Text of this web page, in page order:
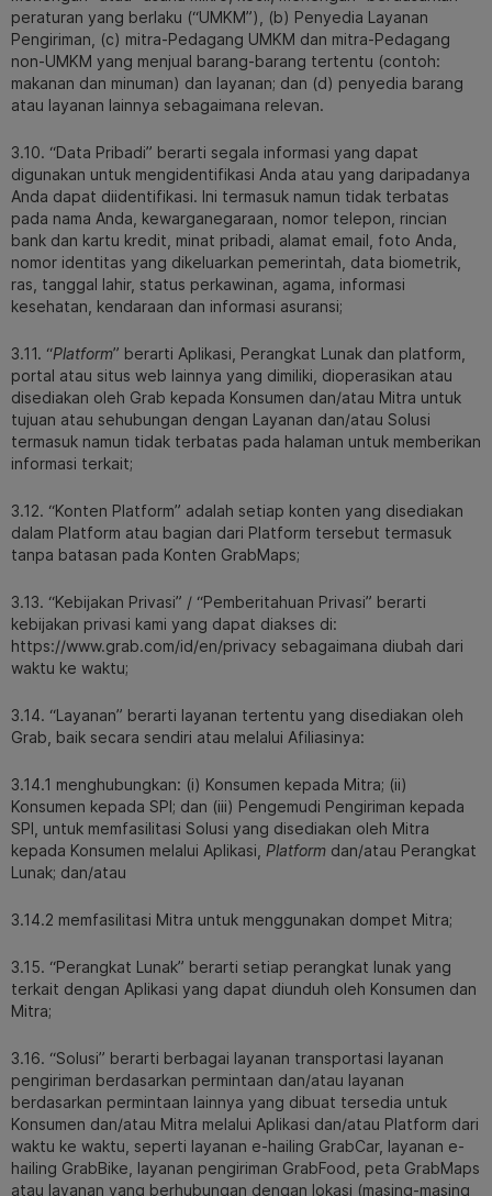
peraturan yang berlaku (“UMKM”), (b) Penyedia Layanan
Pengiriman, (c) mitra-Pedagang UMKM dan mitra-Pedagang
non-UMKM yang menjual barang-barang tertentu (contoh:
makanan dan minuman) dan layanan; dan (d) penyedia barang
atau layanan lainnya sebagaimana relevan.
3.10. “Data Pribadi” berarti segala informasi yang dapat
digunakan untuk mengidentifikasi Anda atau yang daripadanya
Anda dapat diidentifikasi. Ini termasuk namun tidak terbatas
pada nama Anda, kewarganegaraan, nomor telepon, rincian
bank dan kartu kredit, minat pribadi, alamat email, foto Anda,
nomor identitas yang dikeluarkan pemerintah, data biometrik,
ras, tanggal lahir, status perkawinan, agama, informasi
kesehatan, kendaraan dan informasi asuransi;
3.11. “Platform” berarti Aplikasi, Perangkat Lunak dan platform,
portal atau situs web lainnya yang dimiliki, dioperasikan atau
disediakan oleh Grab kepada Konsumen dan/atau Mitra untuk
tujuan atau sehubungan dengan Layanan dan/atau Solusi
termasuk namun tidak terbatas pada halaman untuk memberikan
informasi terkait;
3.12. “Konten Platform” adalah setiap konten yang disediakan
dalam Platform atau bagian dari Platform tersebut termasuk
tanpa batasan pada Konten GrabMaps;
3.13. “Kebijakan Privasi” / “Pemberitahuan Privasi” berarti
kebijakan privasi kami yang dapat diakses di:
https://www.grab.com/id/en/privacy sebagaimana diubah dari
waktu ke waktu;
3.14. “Layanan” berarti layanan tertentu yang disediakan oleh
Grab, baik secara sendiri atau melalui Afiliasinya:
3.14.1 menghubungkan: (i) Konsumen kepada Mitra; (ii)
Konsumen kepada SPI; dan (iii) Pengemudi Pengiriman kepada
SPI, untuk memfasilitasi Solusi yang disediakan oleh Mitra
kepada Konsumen melalui Aplikasi, Platform dan/atau Perangkat
Lunak; dan/atau
3.14.2 memfasilitasi Mitra untuk menggunakan dompet Mitra;
3.15. “Perangkat Lunak” berarti setiap perangkat lunak yang
terkait dengan Aplikasi yang dapat diunduh oleh Konsumen dan
Mitra;
3.16. “Solusi” berarti berbagai layanan transportasi layanan
pengiriman berdasarkan permintaan dan/atau layanan
berdasarkan permintaan lainnya yang dibuat tersedia untuk
Konsumen dan/atau Mitra melalui Aplikasi dan/atau Platform dari
waktu ke waktu, seperti layanan e-hailing GrabCar, layanan e-
hailing GrabBike, layanan pengiriman GrabFood, peta GrabMaps
atau layanan yang berhubungan dengan lokasi (masing-masing